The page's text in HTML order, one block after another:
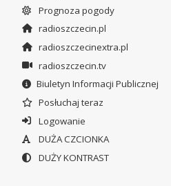
Prognoza pogody
radioszczecin.pl
radioszczecinextra.pl
radioszczecin.tv
Biuletyn Informacji Publicznej
Posłuchaj teraz
Logowanie
DUŻA CZCIONKA
DUŻY KONTRAST